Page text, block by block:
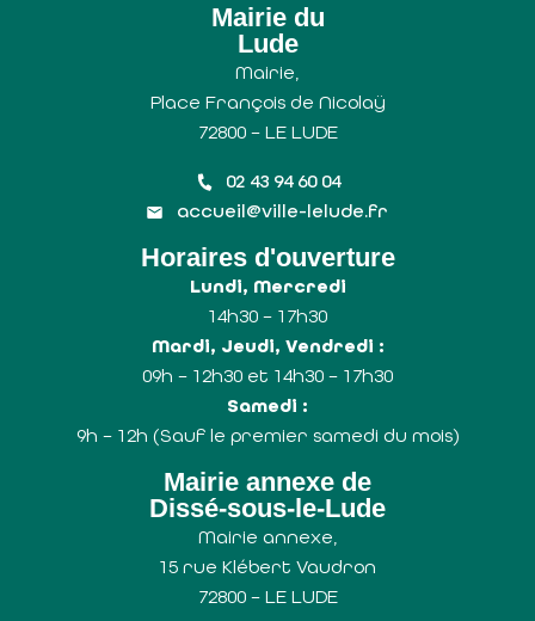
Mairie du
Lude
Mairie,
Place François de Nicolaÿ
72800 – LE LUDE
02 43 94 60 04
accueil@ville-lelude.fr
Horaires d'ouverture
Lundi, Mercredi
14h30 – 17h30
Mardi, Jeudi, Vendredi :
09h – 12h30 et 14h30 – 17h30
Samedi :
9h – 12h (Sauf le premier samedi du mois)
Mairie annexe de
Dissé-sous-le-Lude
Mairie annexe,
15 rue Klébert Vaudron
72800 – LE LUDE